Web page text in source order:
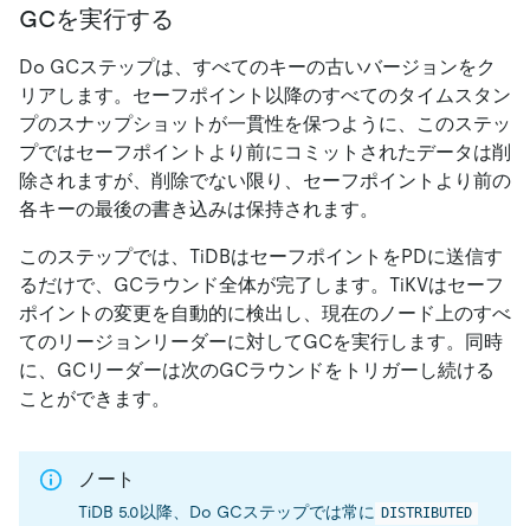
GCを実行する
Do GCステップは、すべてのキーの古いバージョンをク
リアします。セーフポイント以降のすべてのタイムスタン
プのスナップショットが一貫性を保つように、このステッ
プではセーフポイントより前にコミットされたデータは削
除されますが、削除でない限り、セーフポイントより前の
各キーの最後の書き込みは保持されます。
このステップでは、TiDBはセーフポイントをPDに送信す
るだけで、GCラウンド全体が完了します。TiKVはセーフ
ポイントの変更を自動的に検出し、現在のノード上のすべ
てのリージョンリーダーに対してGCを実行します。同時
に、GCリーダーは次のGCラウンドをトリガーし続ける
ことができます。
ノート
TiDB 5.0以降、Do GCステップでは常に DISTRIBUTED